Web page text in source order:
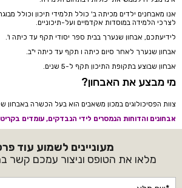
אנו מאבחנים ילדים מכיתה ב' כולל תלמידי תיכון וכולל
לצרכי הלמידה במוסדות אקדמיים ועל-תיכוניים.
לידיעתכם, אבחון שנערך בבית ספר יסודי תקף עד כיתה ו'.
אבחון שנערך לאחר סיום כיתה ו תקף עד כיתה י"ב.
אבחון שבוצע בתקופת התיכון תקף ל-5 שנים.
מי מבצע את האבחון?
צוות הפסיכולוגים במכון משאבים הוא בעל הכשרה באבחון
אבחונים והדוחות הנמסרים לידי הנבדקים, עומדים
מעוניינים לשמוע עוד
מלאו את הטופס וניצור עמכם קשר